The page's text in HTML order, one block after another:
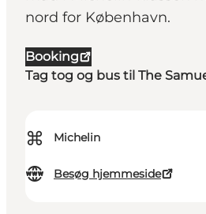
nord for København.
Booking
Tag tog og bus til The
⌘ Michelin
Besøg hjemmeside